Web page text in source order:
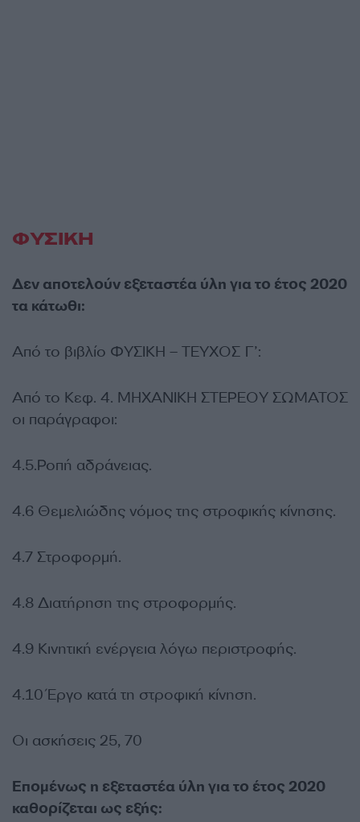
ΦΥΣΙΚΗ
Δεν αποτελούν εξεταστέα ύλη για το έτος 2020
τα κάτωθι:
Από το βιβλίο ΦΥΣΙΚΗ – ΤΕΥΧΟΣ Γ’:
Από το Κεφ. 4. ΜΗΧΑΝΙΚΗ ΣΤΕΡΕΟΥ ΣΩΜΑΤΟΣ
οι παράγραφοι:
4.5.Ροπή αδράνειας.
4.6 Θεμελιώδης νόμος της στροφικής κίνησης.
4.7 Στροφορμή.
4.8 Διατήρηση της στροφορμής.
4.9 Κινητική ενέργεια λόγω περιστροφής.
4.10 Έργο κατά τη στροφική κίνηση.
Oι ασκήσεις 25, 70
Επομένως η εξεταστέα ύλη για το έτος 2020
καθορίζεται ως εξής: